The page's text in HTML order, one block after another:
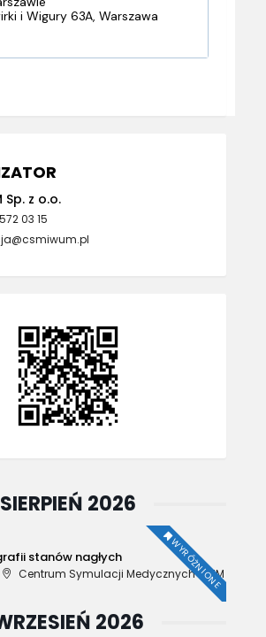
i Wigury 63A, Warszawa
Sp. z o.o.
03 15
SIERPIEŃ 2026
WYRÓŻNIONE
stanów nagłych
Centrum Symulacji Medycznych WUM
2026